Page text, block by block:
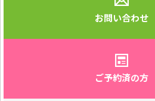
お問い合わせ
ご予約済の方